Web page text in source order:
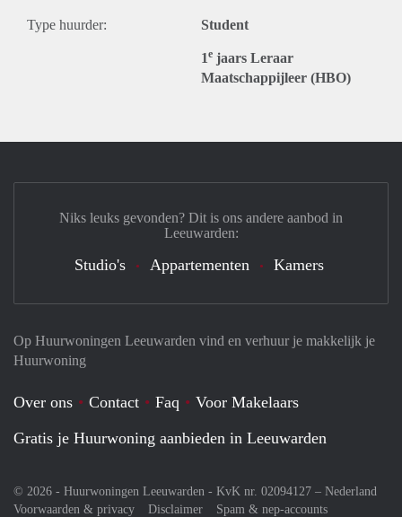
Type huurder: Student
1e jaars Leraar
Maatschappijleer (HBO)
Op Huurwoningen Leeuwarden vind en verhuur je makkelijk je
Huurwoning
Over ons Contact Faq
Voor Makelaars
Gratis je Huurwoning aanbieden in Leeuwarden
© 2026 - Huurwoningen Leeuwarden - KvK nr. 02094127 – Nederland
Voorwaarden & privacy
Disclaimer
Spam & nep-accounts
Niks leuks gevonden? Dit is ons andere aanbod in
Leeuwarden:
Studio's Appartementen Kamers